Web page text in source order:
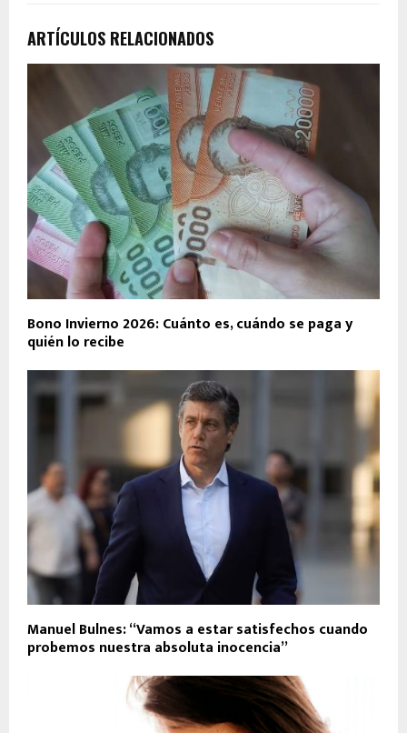
ARTÍCULOS RELACIONADOS
Bono Invierno 2026: Cuánto es, cuándo se paga y
quién lo recibe
Manuel Bulnes: “Vamos a estar satisfechos cuando
probemos nuestra absoluta inocencia”